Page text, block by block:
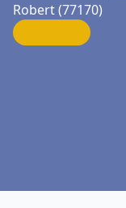
Robert (77170)